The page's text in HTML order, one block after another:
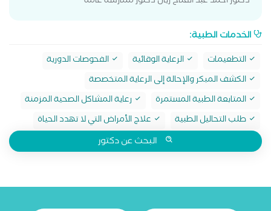
الخدمات الطبية:
التطعيمات الرعاية الوقائية
الفحوصات الدورية
الكشف المبكر والإحالة إلى الرعاية المتخصصة
المتابعة الطبية المستمرة
رعاية المشاكل الصحية المزمنة
طلب التحاليل الطبية
علاج الأمراض التي لا تهدد الحياة
البحث عن دكتور